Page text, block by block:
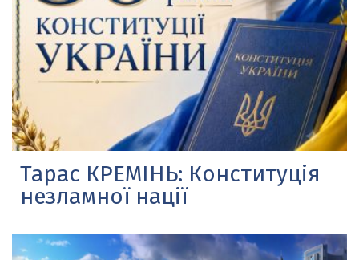
Тарас КРЕМІНЬ: Конституція
незламної нації